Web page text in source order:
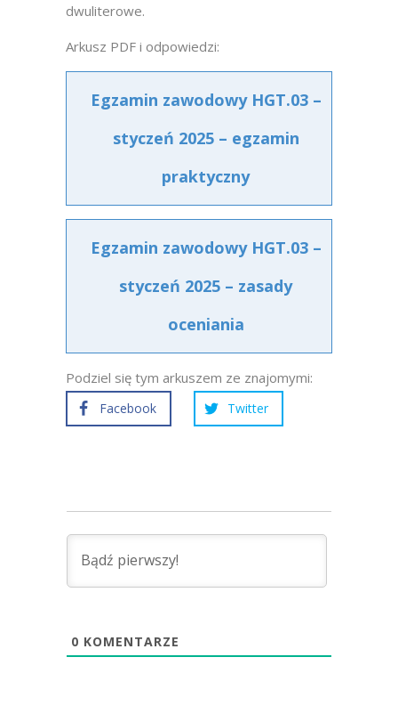
dwuliterowe.
Arkusz PDF i odpowiedzi:
Egzamin zawodowy HGT.03 –
styczeń 2025 – egzamin
praktyczny
Egzamin zawodowy HGT.03 –
styczeń 2025 – zasady
oceniania
Podziel się tym arkuszem ze znajomymi:
Facebook Twitter
0 KOMENTARZE